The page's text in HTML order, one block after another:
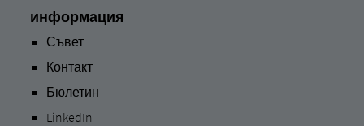
информация
Съвет
Контакт
Бюлетин
LinkedIn